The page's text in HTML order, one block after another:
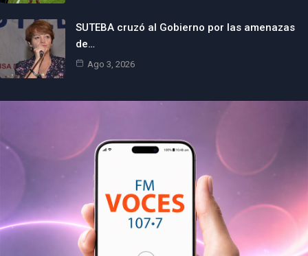
SUTEBA cruzó al Gobierno por las amenazas
de…
Ago 3, 2026